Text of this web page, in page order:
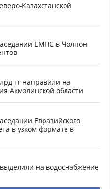
Казахстанской
ЕМПС в Чолпон-
тг направили на
Акмолинской области
Евразийского
в узком формате в
на водоснабжение